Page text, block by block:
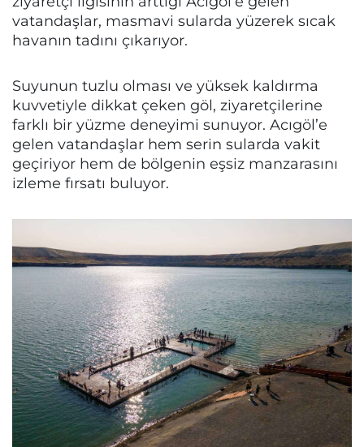
vatandaşlar, masmavi sularda yüzerek sıcak
havanın tadını çıkarıyor.
Suyunun tuzlu olması ve yüksek kaldırma
kuvvetiyle dikkat çeken göl, ziyaretçilerine
farklı bir yüzme deneyimi sunuyor. Acıgöl’e
gelen vatandaşlar hem serin sularda vakit
geçiriyor hem de bölgenin eşsiz manzarasını
izleme fırsatı buluyor.